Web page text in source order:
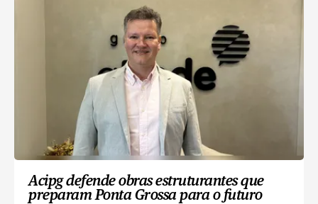
Acipg defende obras estruturantes que
preparam Ponta Grossa para o futuro